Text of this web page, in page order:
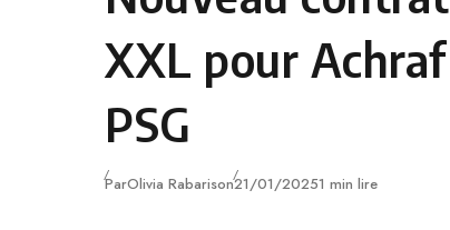
XXL pour
PSG
ParOlivia RabarisonPublié
21/01/20251 min lire